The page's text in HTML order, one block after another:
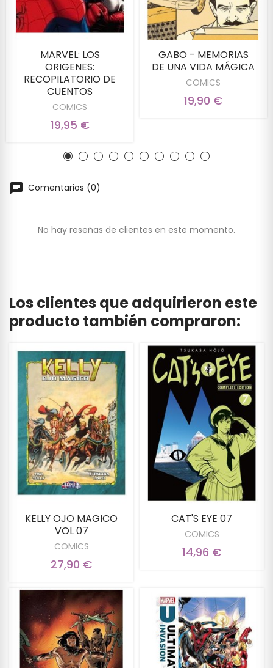
MARVEL: LOS
ORIGENES:
RECOPILATORIO DE
CUENTOS
COMICS
19,95 €
GABO - MEMORIAS
DE UNA VIDA MÁGICA
COMICS
19,90 €
Comentarios (0)
No hay reseñas de clientes en este momento.
Los clientes que adquirieron este
producto también compraron:
KELLY OJO MAGICO
VOL 07
COMICS
27,90 €
CAT'S EYE 07
COMICS
14,96 €